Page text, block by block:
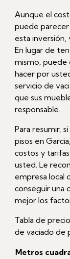
Aunque el
puede
esta inversión,
En lugar de
mismo, puede
hacer por
servicio de
que sus
responsable.
Para resumir,
pisos en
costos y
usted. Le
empresa local
conseguir una
mejor los
Tabla de
de vaciado de
Metros